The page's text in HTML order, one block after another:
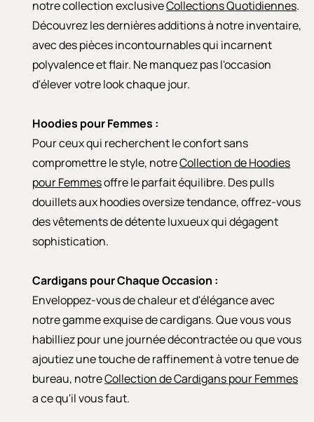
notre collection exclusiveCollections Quotidiennes.
Découvrez les dernières additions à notre inventaire,
avec des pièces incontournables qui incarnent
polyvalence et flair. Ne manquez pas l'occasion
d'élever votre look chaque jour.
Hoodies pour Femmes :
Pour ceux qui recherchent le confort sans
compromettre le style, notreCollection de Hoodies
pour Femmesoffre le parfait équilibre. Des pulls
douillets aux hoodies oversize tendance, offrez-vous
des vêtements de détente luxueux qui dégagent
sophistication.
Cardigans pour Chaque Occasion :
Enveloppez-vous de chaleur et d'élégance avec
notre gamme exquise de cardigans. Que vous vous
habilliez pour une journée décontractée ou que vous
ajoutiez une touche de raffinement à votre tenue de
bureau, notreCollection de Cardigans pour Femmes
a ce qu'il vous faut.